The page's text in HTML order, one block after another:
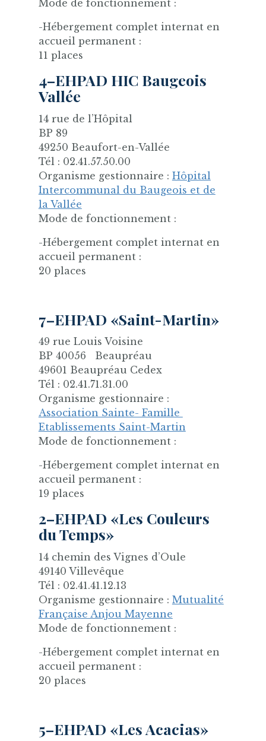
Mode de fonctionnement :
-Hébergement complet internat en
accueil permanent :
11 places
4–EHPAD HIC Baugeois
Vallée
14 rue de l’Hôpital
BP 89
49250 Beaufort-en-Vallée
Tél : 02.41.57.50.00
Organisme gestionnaire : Hôpital
Intercommunal du Baugeois et de
la Vallée
Mode de fonctionnement :
-Hébergement complet internat en
accueil permanent :
20 places
7–EHPAD «Saint-Martin»
49 rue Louis Voisine
BP 40056 Beaupréau
49601 Beaupréau Cedex
Tél : 02.41.71.31.00
Organisme gestionnaire :
Association Sainte- Famille
Etablissements Saint-Martin
Mode de fonctionnement :
-Hébergement complet internat en
accueil permanent :
19 places
2–EHPAD «Les Couleurs
du Temps»
14 chemin des Vignes d’Oule
49140 Villevêque
Tél : 02.41.41.12.13
Organisme gestionnaire : Mutualité
Française Anjou Mayenne
Mode de fonctionnement :
-Hébergement complet internat en
accueil permanent :
20 places
5–EHPAD «Les Acacias»